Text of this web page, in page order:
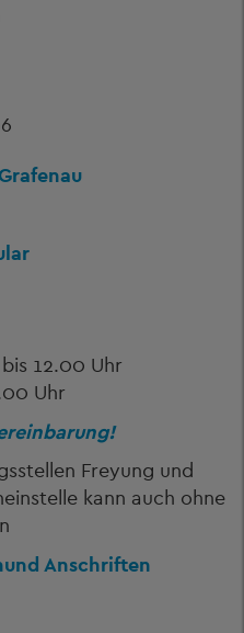
12.00 Uhr
Uhr
Freyung und
kann auch ohne
und Anschriften